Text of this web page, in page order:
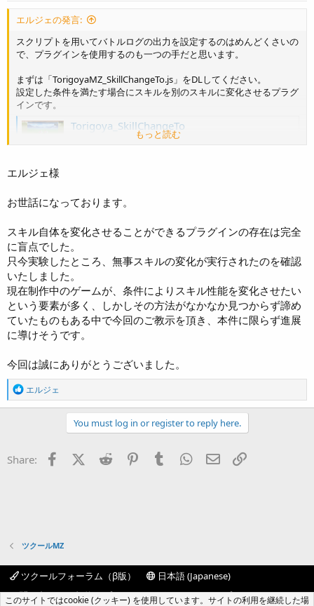
エルジェの発言:
スクリプトを用いてバトルログの出力を設定するのはめんどくさいの
で、プラグインを使用するのも一つの手だと思います。
まずは「TorigoyaMZ_SkillChangeTo.js」をDLしてください。
設定した条件を満たす場合にスキルを別のスキルに変化させるプラグ
インです。
Torigoya_SkillChangeTo
スキル変化条件設定プラグイン
プラグインをプラグイン管理画面でONにしてください。
以下の二つのスキルを新たに用意してください。
・ステートEを付与するスキル
ステートEを付与するスキルのメモ欄に以下のように記入してくださ
い。
<ChangeTo[ステートDを付与するスキルのID]: a.isStateAffected(ステ
ートCのID)>
例：<ChangeTo[9]: a.isStateAffected(18)>
ステートEを付与するスキルを使用させてみてください。
使用者にステートCが付与されていればステートDを付与するスキル
ツクールの標準処理を使用しているのでバトルログは通常通り出力さ
れます。
これを試し要件を満たせていて問題がなければ選択肢に入れてみてく
もっと読む
エルジェ様
お世話になっております。
スキル自体を変化させることができるプラグインの存在は完全
に盲点でした。
只今実験したところ、無事スキルの変化が実行されたのを確認
いたしました。
現在制作中のゲームが、条件によりスキル性能を変化させたい
という要素が多く、しかしその方法がなかなか見つからず諦め
ていたものもある中で今回のご教示を頂き、本件に限らず進展
に導けそうです。
今回は誠にありがとうございました。
R
e
a
o
n
エルジェ
You must log in or register to reply here.
Share: FacebookX (Twitter)
Reddit PinterestTumblr WhatsApp
Eメール
ツクールMZ
ツクールフォーラム（β版）
日本語 (Japanese)
お問い合わせ
規約 プライバシーポリシー
ヘルプ
このサイトではcookie (クッキー) を使用しています。サイトの利用を継続した場